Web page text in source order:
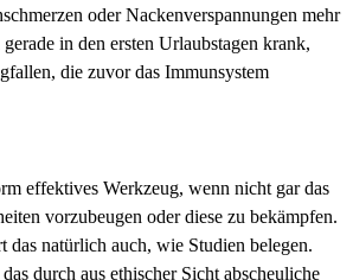
oder Nackenverspannungen mehr
gerade in den ersten Urlaubstagen krank,
die zuvor das Immunsystem
effektives Werkzeug, wenn nicht gar das
vorzubeugen oder diese zu bekämpfen.
das natürlich auch, wie Studien belegen.
das durch aus ethischer Sicht abscheuliche